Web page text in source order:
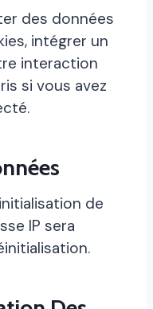
des données
intégrer un
interaction
si vous avez
de
IP sera